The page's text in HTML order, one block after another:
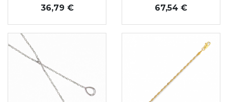
Prix
36,79 € Prix
67,54 €